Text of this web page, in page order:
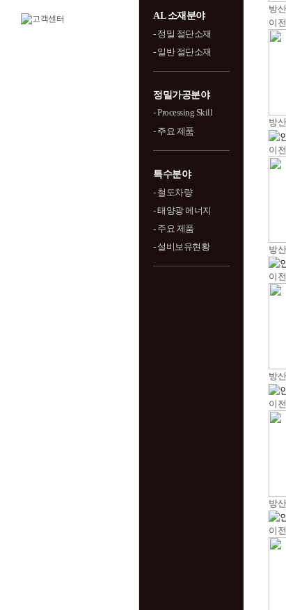
AL 소재분야
- 정밀 절단소재
- 일반 절단소재
정밀가공분야
- Processing Skill
- 주요 제품
특수분야
- 철도차량
- 태양광 에너지
- 주요 제품
- 설비보유현황
방
이전
방
이전
방
이전
방
이전
방
이전